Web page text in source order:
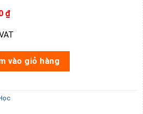
₫.
₫Giá
hiện
tại
là:
vào giỏ hàng